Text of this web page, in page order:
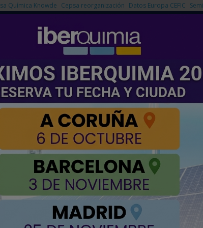
Química Knowde Cepsa reorganización Datos Europa CEFIC
NOTICIAS PRODUCTOS
EMPRESAS PREMIUM
gracias a la combustión con hidrógeno